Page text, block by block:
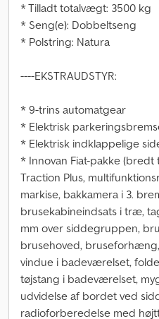
* Tilladt totalvægt: 3500 kg
* Seng(e): Dobbeltseng
* Polstring: Natura
----EKSTRAUDSTYR:
* 9-trins automatgear
* Elektrisk
* Elektrisk indklappelige
* Innovan Fiat-pakke (bredt
Traction Plus,
markise, bakkamera i 3.
brusekabineindsats i træ,
mm over siddegruppen,
brusehoved,
vindue i badeværelset,
tøjstang i badeværelset,
udvidelse af bordet ved
radioforberedelse med